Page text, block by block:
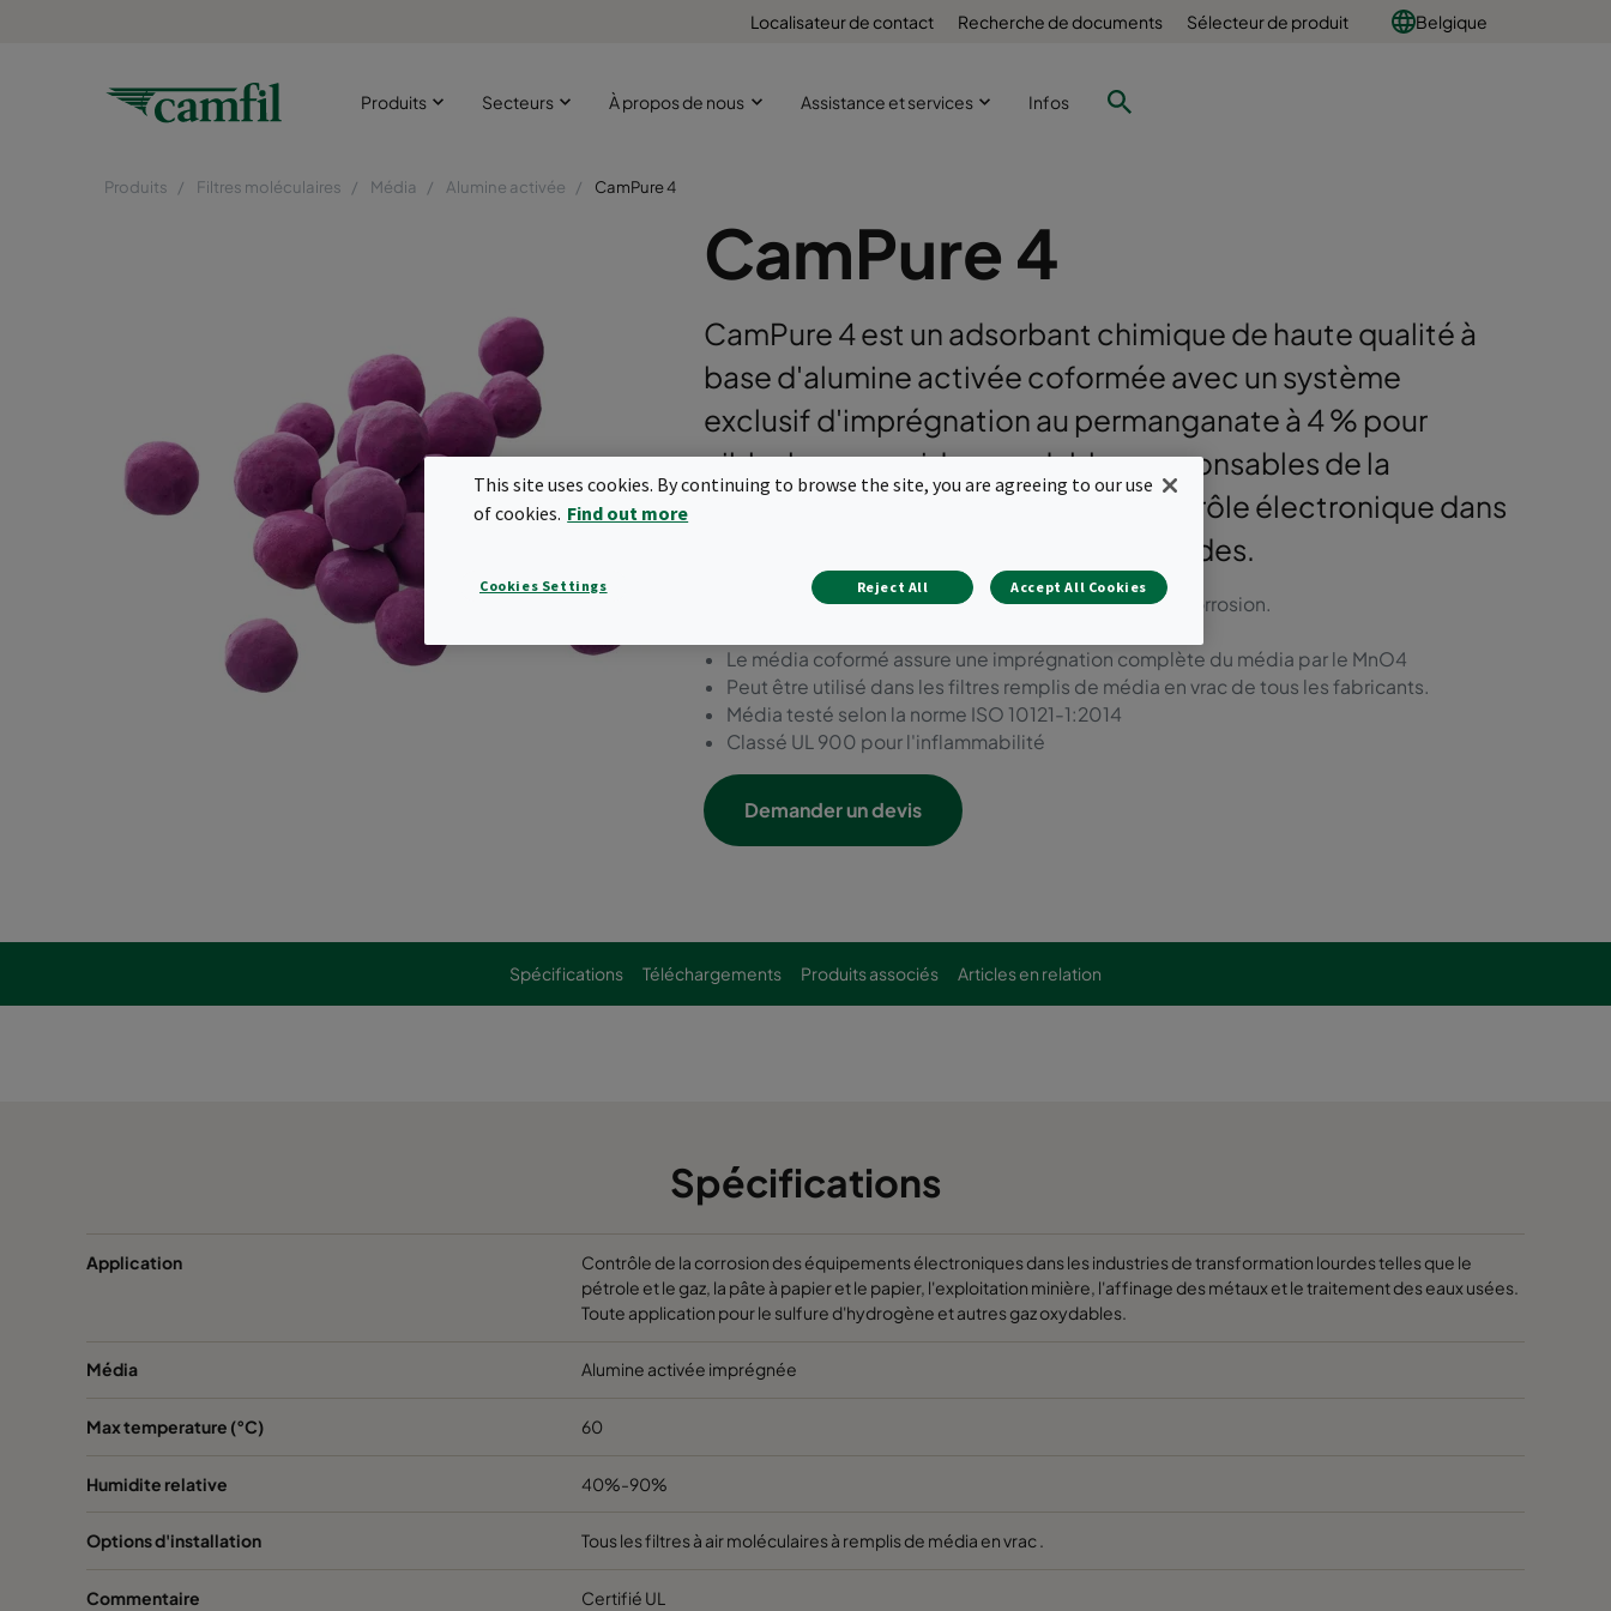
Localisateur de contact Recherche de documents Sélecteur de produit Belgique
Produits Secteurs À propos de nous Assistance et services Infos
Produits Filtres moléculaires Média Alumine activée CamPure 4
CamPure 4
CamPure 4 est un adsorbant chimique de haute qualité à
base d'alumine activée coformée avec un système
exclusif d'imprégnation au permanganate à 4 % pour
cibler les gaz acides oxydables responsables de la
corrosion des équipements de contrôle électronique dans
les industries de transformation lourdes.
Cible les gaz acides oxydables responsables de la corrosion.
Le média coformé assure une imprégnation complète du média par le MnO4
Peut être utilisé dans les filtres remplis de média en vrac de tous les fabricants.
Média testé selon la norme ISO 10121-1:2014
Classé UL 900 pour l'inflammabilité
Demander un devis
Spécifications Téléchargements Produits associés Articles en relation
Spécifications
Application
Contrôle de la corrosion des équipements électroniques dans les industries de transformation lourdes telles que le
pétrole et le gaz, la pâte à papier et le papier, l'exploitation minière, l'affinage des métaux et le traitement des eaux usées.
Toute application pour le sulfure d'hydrogène et autres gaz oxydables.
Média Alumine activée imprégnée
Max temperature (°C) 60
Humidite relative 40%-90%
Options d'installation Tous les filtres à air moléculaires à remplis de média en vrac .
Commentaire Certifié UL
This site uses cookies. By continuing to browse the site, you are agreeing to our use
of cookies. Find out more
Cookies Settings Reject All Accept All Cookies